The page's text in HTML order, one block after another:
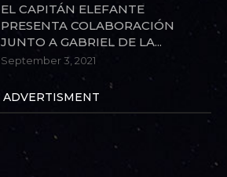
EL CAPITÁN ELEFANTE
PRESENTA COLABORACIÓN
JUNTO A GABRIEL DE LA...
September 3, 2021
ADVERTISMENT